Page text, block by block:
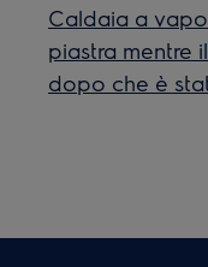
Caldaia a
piastra mentre
dopo che è